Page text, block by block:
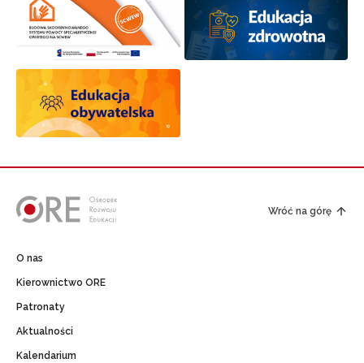
Wróć na górę
O nas
Kierownictwo ORE
Patronaty
Aktualności
Kalendarium